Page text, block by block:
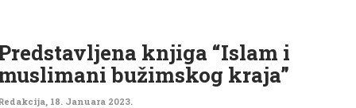
knjiga “Islam i
bužimskog kraja”
, 18. Januara 2023.